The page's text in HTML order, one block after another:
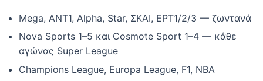
Mega, ANT1, Alpha, Star, ΣΚΑΙ, ΕΡΤ1/2/3 — ζωντανά
Nova Sports 1–5 και Cosmote Sport 1–4 — κάθε
αγώνας Super League
Champions League, Europa League, F1, NBA